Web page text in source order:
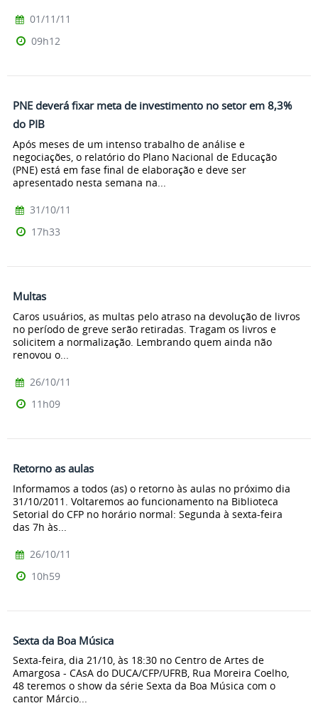
01/11/11
09h12
PNE deverá fixar meta de investimento no setor em 8,3%
do PIB
Após meses de um intenso trabalho de análise e
negociações, o relatório do Plano Nacional de Educação
(PNE) está em fase final de elaboração e deve ser
apresentado nesta semana na...
31/10/11
17h33
Multas
Caros usuários, as multas pelo atraso na devolução de livros
no período de greve serão retiradas. Tragam os livros e
solicitem a normalização. Lembrando quem ainda não
renovou o...
26/10/11
11h09
Retorno as aulas
Informamos a todos (as) o retorno às aulas no próximo dia
31/10/2011. Voltaremos ao funcionamento na Biblioteca
Setorial do CFP no horário normal: Segunda à sexta-feira
das 7h às...
26/10/11
10h59
Sexta da Boa Música
Sexta-feira, dia 21/10, às 18:30 no Centro de Artes de
Amargosa - CAsA do DUCA/CFP/UFRB, Rua Moreira Coelho,
48 teremos o show da série Sexta da Boa Música com o
cantor Márcio...